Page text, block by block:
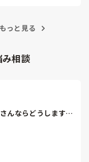
っと見る
相談
んならどうします
たが、人間関係が原